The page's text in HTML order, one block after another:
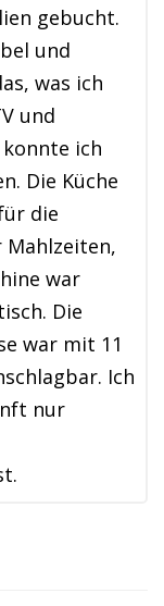
gebucht.
und
was ich
und
ich
Die Küche
die
war
Die
war mit 11
Ich
nur